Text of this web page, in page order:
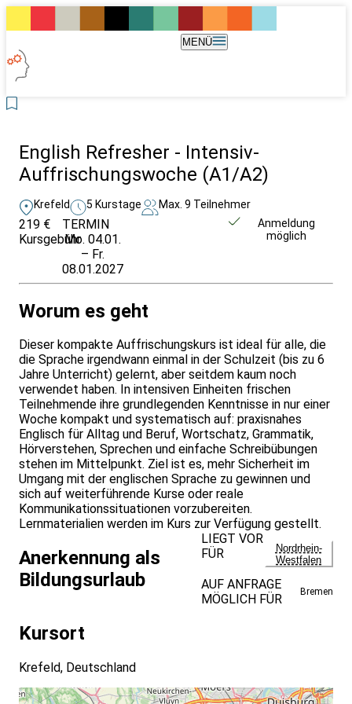
MENÜ
English Refresher - Intensiv-
Auffrischungswoche (A1/A2)
Krefeld 5 Kurstage Max. 9 Teilnehmer
219 €
Kursgebühr
TERMIN
Mo. 04.01.
– Fr.
08.01.2027
Anmeldung
möglich
Worum es geht
Dieser kompakte Auffrischungskurs ist ideal für alle, die
die Sprache irgendwann einmal in der Schulzeit (bis zu 6
Jahre Unterricht) gelernt, aber seitdem kaum noch
verwendet haben. In intensiven Einheiten frischen
Teilnehmende ihre grundlegenden Kenntnisse in nur einer
Woche kompakt und systematisch auf: praxisnahes
Englisch für Alltag und Beruf, Wortschatz, Grammatik,
Hörverstehen, Sprechen und einfache Schreibübungen
stehen im Mittelpunkt. Ziel ist es, mehr Sicherheit im
Umgang mit der englischen Sprache zu gewinnen und
sich auf weiterführende Kurse oder reale
Kommunikationssituationen vorzubereiten.
Lernmaterialien werden im Kurs zur Verfügung gestellt.
Anerkennung als
Bildungsurlaub
LIEGT VOR
FÜR
Nordrhein-
Westfalen
AUF ANFRAGE
MÖGLICH FÜR
Bremen
Kursort
Krefeld, Deutschland